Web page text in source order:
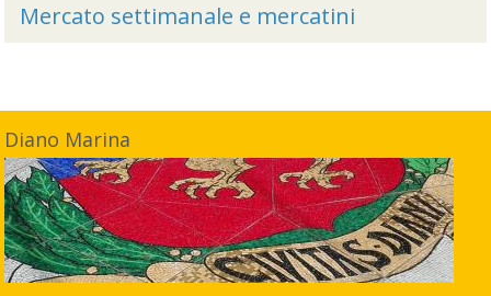
Mercato settimanale e mercatini
Diano Marina